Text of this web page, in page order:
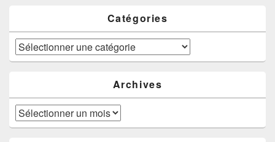
Catégories
Catégories
Archives
Archives